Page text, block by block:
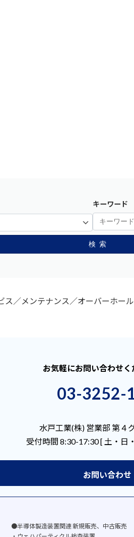
キーワード
検索
／メンテナンス／オーバーホ
お気軽にお問い合わせく
03-3252-
水戸工業(株) 営業部 第４
受付時間 8:30-17:30 [ 土・日
お問い合わせ
●半導体製造装置関連 新規販売、中古販売